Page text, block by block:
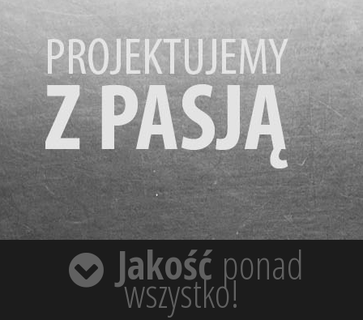
Jakość ponad
wszystko!